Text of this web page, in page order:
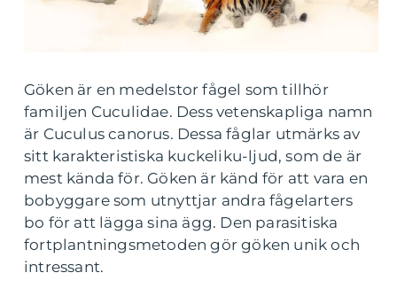
Göken är en medelstor fågel som tillhör
familjen Cuculidae. Dess vetenskapliga namn
är Cuculus canorus. Dessa fåglar utmärks av
sitt karakteristiska kuckeliku-ljud, som de är
mest kända för. Göken är känd för att vara en
bobyggare som utnyttjar andra fågelarters
bo för att lägga sina ägg. Den parasitiska
fortplantningsmetoden gör göken unik och
intressant.